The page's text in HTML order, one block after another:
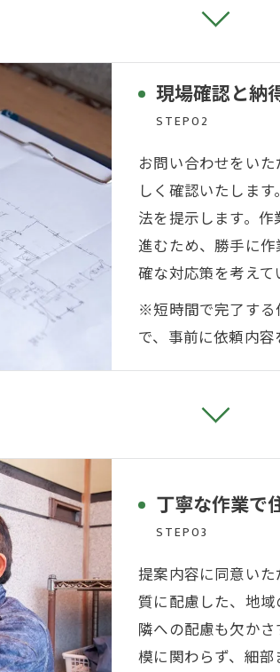
現場確認と納
STEP02
お問い合わせをい
しく確認いたしま
法を提示します。
進むため、勝手に
確な対応策を考えて
※短時間で完了する
で、事前に依頼内容
丁寧な作業で
STEP03
提案内容に同意い
質に配慮した、地
隣への配慮も欠か
模に関わらず、細